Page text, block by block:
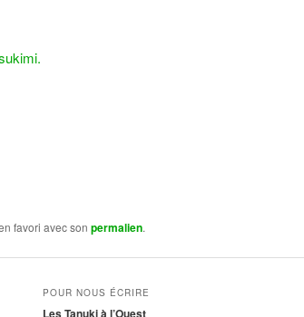
favori avec son permalien.
POUR NOUS ÉCRIRE
Les Tanuki à l’Ouest